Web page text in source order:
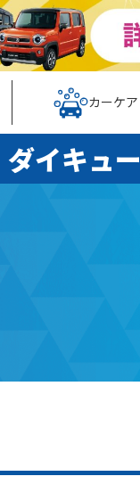
カーケア
ダイキュー